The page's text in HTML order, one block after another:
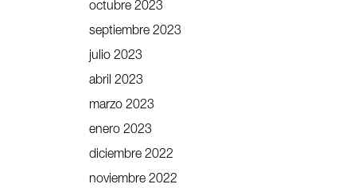
octubre 2023
septiembre 2023
julio 2023
abril 2023
marzo 2023
enero 2023
diciembre 2022
noviembre 2022